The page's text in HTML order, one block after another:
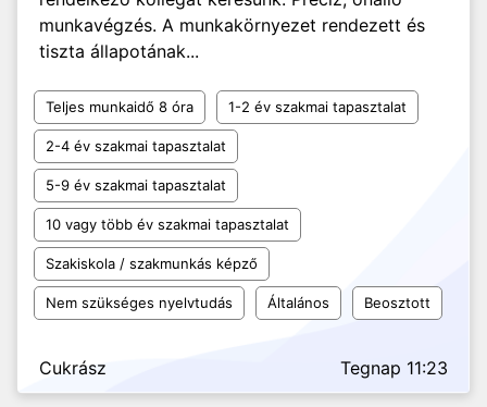
munkavégzés. A munkakörnyezet rendezett és
tiszta állapotának...
Teljes munkaidő 8 óra 1-2 év szakmai tapasztalat
2-4 év szakmai tapasztalat
5-9 év szakmai tapasztalat
10 vagy több év szakmai tapasztalat
Szakiskola / szakmunkás képző
Nem szükséges nyelvtudás Általános Beosztott
Cukrász Tegnap 11:23